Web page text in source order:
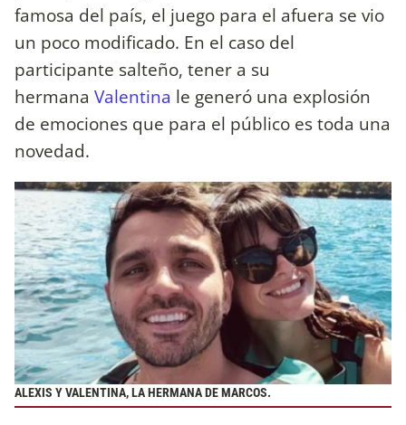
famosa del país, el juego para el afuera se vio
un poco modificado. En el caso del
participante salteño, tener a su
hermana Valentina le generó una explosión
de emociones que para el público es toda una
novedad.
ALEXIS Y VALENTINA, LA HERMANA DE MARCOS.